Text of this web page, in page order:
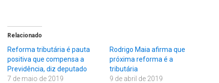
Relacionado
Reforma tributária é pauta
positiva que compensa a
Previdência, diz deputado
7 de maio de 2019
Rodrigo Maia afirma que
próxima reforma é a
tributária
9 de abril de 2019